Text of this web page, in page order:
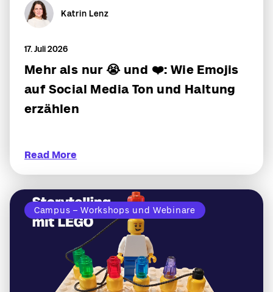
Katrin Lenz
17. Juli 2026
Mehr als nur 😭 und ❤️: Wie Emojis
auf Social Media Ton und Haltung
erzählen
Read More
Campus – Workshops und Webinare